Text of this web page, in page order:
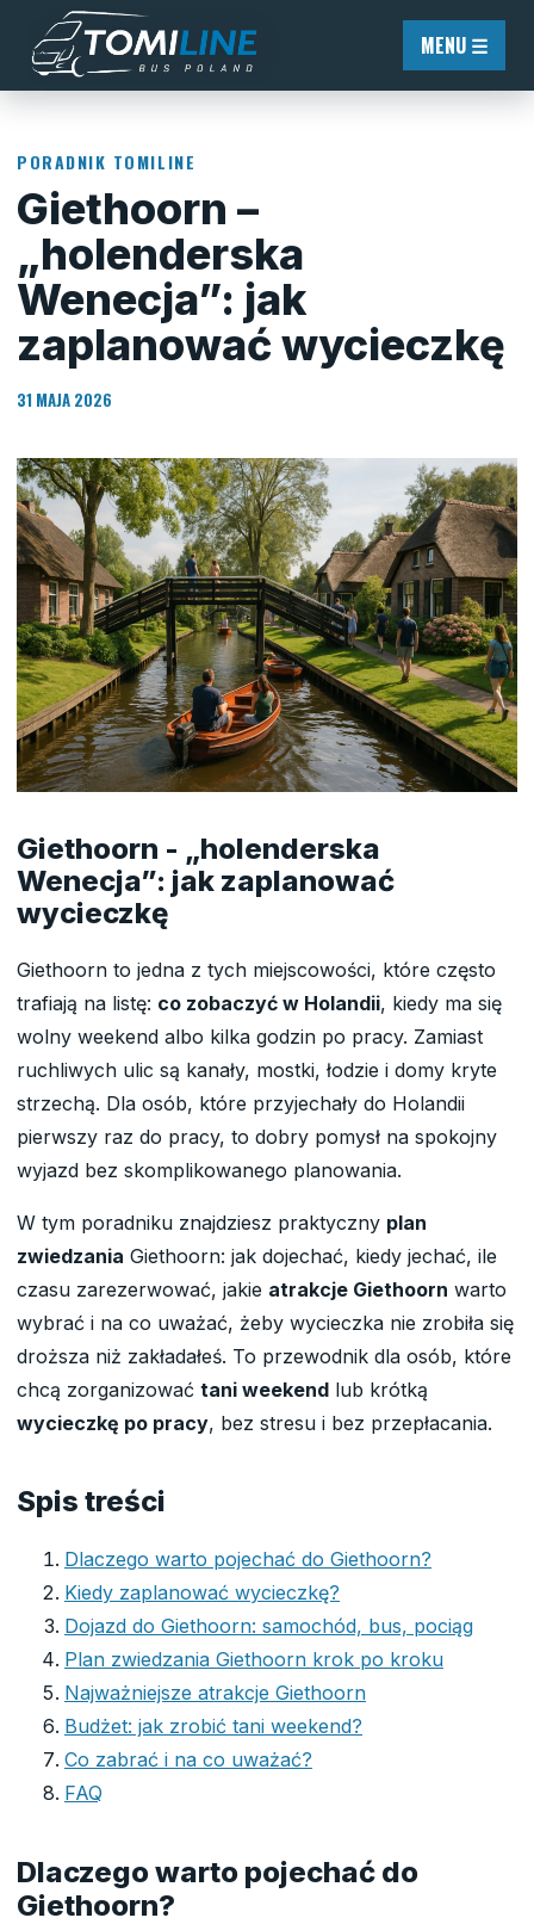
Przejdź do treści
MENU ☰
PORADNIK TOMILINE
Giethoorn –
„holenderska
Wenecja”: jak
zaplanować wycieczkę
31 MAJA 2026
Giethoorn - „holenderska
Wenecja”: jak zaplanować
wycieczkę
Giethoorn to jedna z tych miejscowości, które często
trafiają na listę: co zobaczyć w Holandii, kiedy ma się
wolny weekend albo kilka godzin po pracy. Zamiast
ruchliwych ulic są kanały, mostki, łodzie i domy kryte
strzechą. Dla osób, które przyjechały do Holandii
pierwszy raz do pracy, to dobry pomysł na spokojny
wyjazd bez skomplikowanego planowania.
W tym poradniku znajdziesz praktyczny plan
zwiedzania Giethoorn: jak dojechać, kiedy jechać, ile
czasu zarezerwować, jakie atrakcje Giethoorn warto
wybrać i na co uważać, żeby wycieczka nie zrobiła się
droższa niż zakładałeś. To przewodnik dla osób, które
chcą zorganizować tani weekend lub krótką
wycieczkę po pracy, bez stresu i bez przepłacania.
Spis treści
Dlaczego warto pojechać do Giethoorn?
Kiedy zaplanować wycieczkę?
Dojazd do Giethoorn: samochód, bus, pociąg
Plan zwiedzania Giethoorn krok po kroku
Najważniejsze atrakcje Giethoorn
Budżet: jak zrobić tani weekend?
Co zabrać i na co uważać?
FAQ
Dlaczego warto pojechać do
Giethoorn?